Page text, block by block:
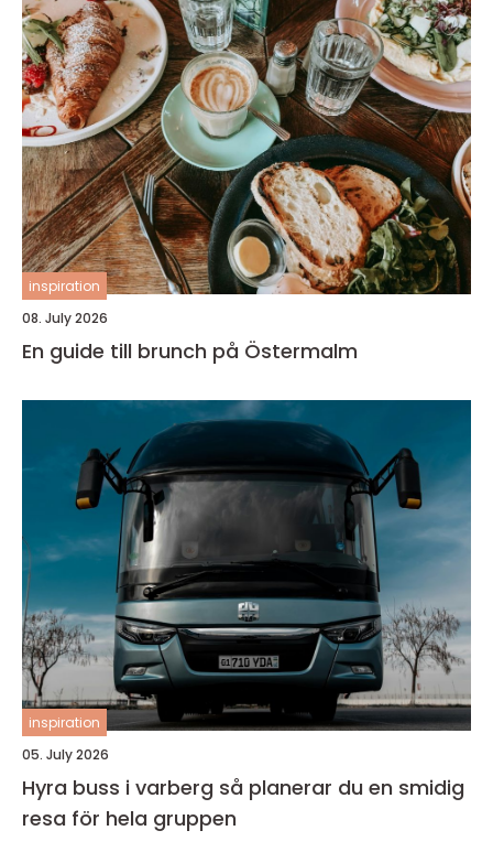
inspiration
08. July 2026
En guide till brunch på Östermalm
inspiration
05. July 2026
Hyra buss i varberg så planerar du en smidig
resa för hela gruppen